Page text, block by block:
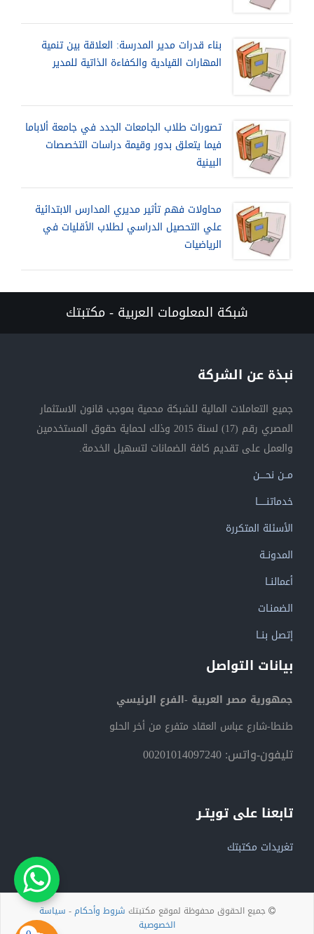
بناء قدرات مدير المدرسة: العلاقة بين تنمية
المهارات القيادية والكفاءة الذاتية للمدير
تصورات طلاب الجامعات الجدد في جامعة ألاباما
فيما يتعلق بدور وقيمة دراسات التخصصات
البينية
محاولات فهم تأثير مديري المدارس الابتدائية
علي التحصيل الدراسي لطلاب الأقليات في
الرياضيات
شبكة المعلومات العربية - مكتبتك
نبذة عن الشركة
جميع التعاملات المالية للشبكة محمية بموجب قانون الاستثمار
المصري رقم (17) لسنة 2015 وذلك لحماية حقوق المستخدمين
والعمل على تقديم كافة الضمانات لتسهيل الخدمة.
مــن نحــــن
خدماتنــــــا
الأسئلة المتكررة
المدونــة
أعمالنــا
الضمنـات
إتصل بنــا
بيانات التواصل
جمهورية مصر العربية -الفرع الرئيسي
طنطا-شارع عباس العقاد متفرع من أخر الحلو
تليفون-واتس: 00201014097240
تابعنا على تويتـر
تغريدات مكتبتك
جميع الحقوق محفوظة لموقع مكتبتك شروط وأحكام- سياسة
الخصوصية